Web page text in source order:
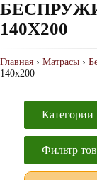
140Х200
Главная › Матрасы ›
140х200
Категории
Фильтр